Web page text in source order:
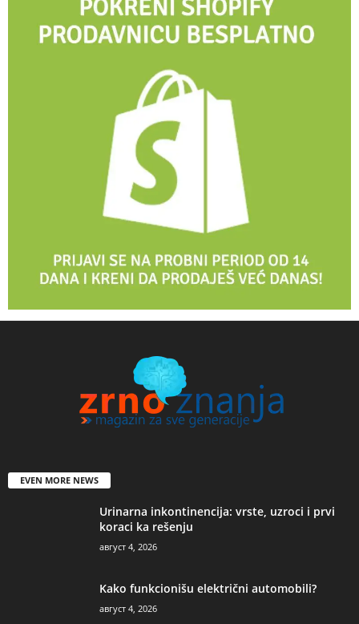
EVEN MORE NEWS
Urinarna inkontinencija: vrste, uzroci i prvi
koraci ka rešenju
август 4, 2026
Kako funkcionišu električni automobili?
август 4, 2026